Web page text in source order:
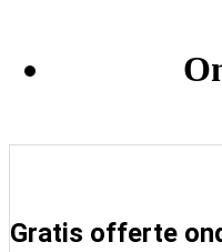
Gratis offerte